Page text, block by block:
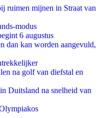
ruimen mijnen in Straat van
modus
6 augustus
dan kan worden aangevuld,
na golf van diefstal en
Duitsland na snelheid van